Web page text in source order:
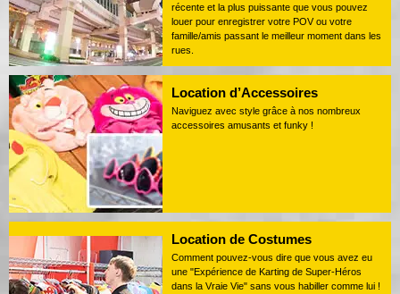
récente et la plus puissante que vous pouvez
louer pour enregistrer votre POV ou votre
famille/amis passant le meilleur moment dans les
rues.
Location d’Accessoires
Naviguez avec style grâce à nos nombreux
accessoires amusants et funky !
Location de Costumes
Comment pouvez-vous dire que vous avez eu
une "Expérience de Karting de Super-Héros
dans la Vraie Vie" sans vous habiller comme lui !